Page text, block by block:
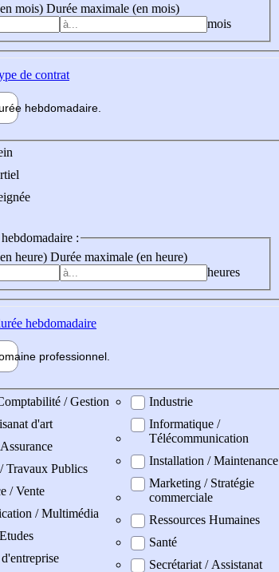
mois) Durée maximale (en mois)
mois
de contrat
hebdomadaire
:
heure) Durée maximale (en heure)
heures
hebdomadaire
professionnel
/ Gestion
d'art
Travaux Publics
/ Vente
/ Multimédia
Industrie
Informatique /
Télécommunication
Installation / Maintenance
Marketing / Stratégie
commerciale
Ressources Humaines
Santé
Secrétariat / Assistanat